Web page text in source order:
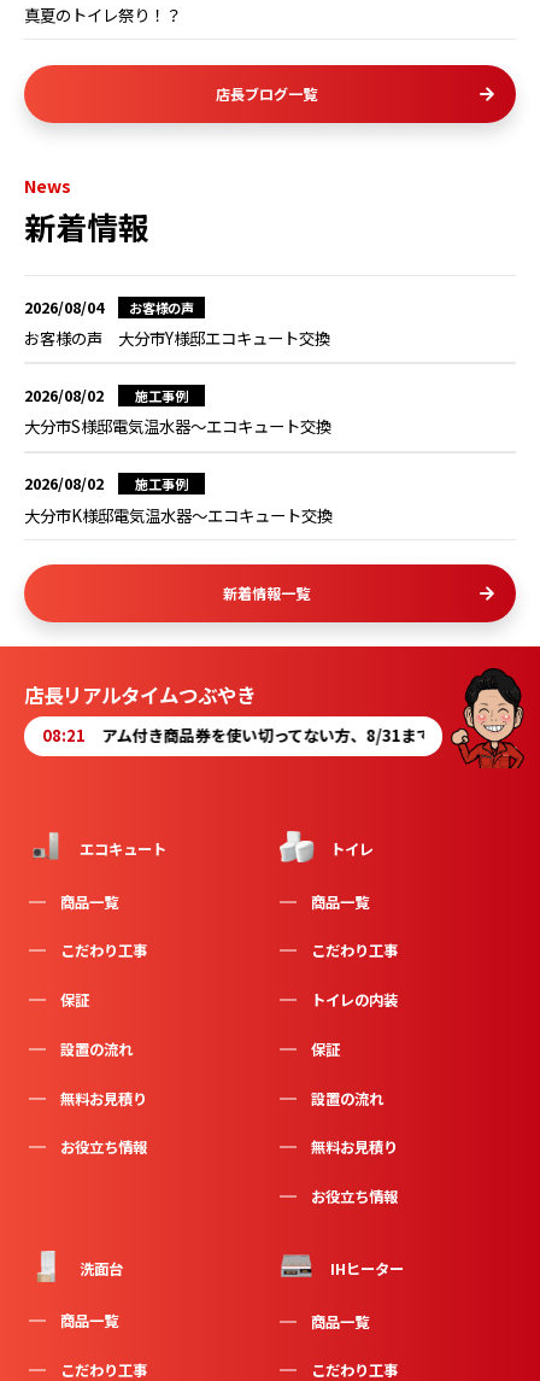
真夏のトイレ祭り！？
店長ブログ一覧
News
新着情報
2026/08/04 お客様の声
お客様の声 大分市Y様邸エコキュート交換
2026/08/02 施工事例
大分市S様邸電気温水器～エコキュート交換
2026/08/02 施工事例
大分市K様邸電気温水器～エコキュート交換
新着情報一覧
店長リアルタイムつぶやき
08:21
ミアム付き商品券を使い切ってない方、8/31までです。当店で使って下
エコキュート
商品一覧
こだわり工事
保証
設置の流れ
無料お見積り
お役立ち情報
トイレ
商品一覧
こだわり工事
トイレの内装
保証
設置の流れ
無料お見積り
お役立ち情報
洗面台
商品一覧
こだわり工事
IHヒーター
商品一覧
こだわり工事